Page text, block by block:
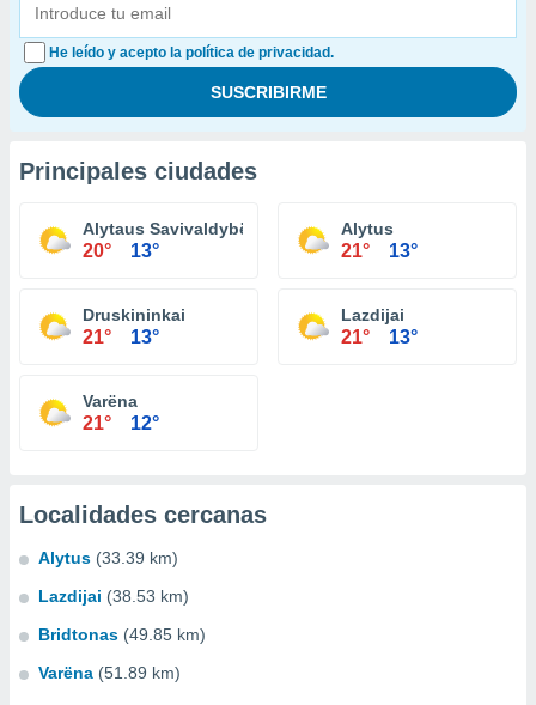
He leído y acepto la política de privacidad.
Principales ciudades
Alytaus Savivaldybë
20° 13°
Alytus
21° 13°
Druskininkai
21° 13°
Lazdijai
21° 13°
Varëna
21° 12°
Localidades cercanas
Alytus (33.39 km)
Lazdijai (38.53 km)
Bridtonas (49.85 km)
Varëna (51.89 km)